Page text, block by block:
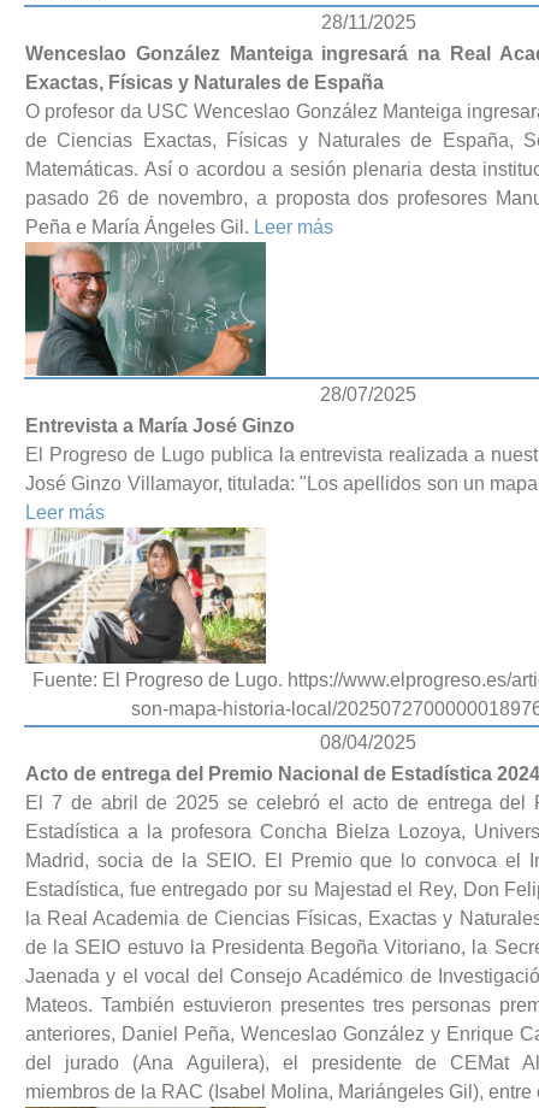
28/11/2025
Wenceslao González Manteiga ingresará na Real
Exactas, Físicas y Naturales de España
O profesor da USC Wenceslao González Manteiga
de Ciencias Exactas, Físicas y Naturales de España,
Matemáticas. Así o acordou a sesión plenaria desta
pasado 26 de novembro, a proposta dos profesores
Peña e María Ángeles Gil. Leer más
28/07/2025
Entrevista a María José Ginzo
El Progreso de Lugo publica la entrevista realizada a
José Ginzo Villamayor, titulada: "Los apellidos son un
Leer más
Fuente: El Progreso de Lugo. https://www.elprogreso.es/
son-mapa-historia-local/
08/04/2025
Acto de entrega del Premio Nacional de Estadística 2024
El 7 de abril de 2025 se celebró el acto de entrega del
Estadística a la profesora Concha Bielza Lozoya,
Madrid, socia de la SEIO. El Premio que lo convoca el
Estadística, fue entregado por su Majestad el Rey, Don
la Real Academia de Ciencias Físicas, Exactas y
de la SEIO estuvo la Presidenta Begoña Vitoriano, la
Jaenada y el vocal del Consejo Académico de
Mateos. También estuvieron presentes tres personas
anteriores, Daniel Peña, Wenceslao González y Enrique
del jurado (Ana Aguilera), el presidente de CEMat
miembros de la RAC (Isabel Molina, Mariángeles Gil),